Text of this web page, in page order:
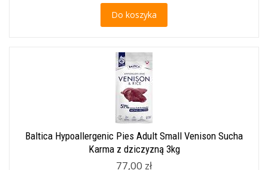
Do koszyka
Baltica Hypoallergenic Pies Adult Small Venison Sucha
Karma z dziczyzną 3kg
77,00 zł